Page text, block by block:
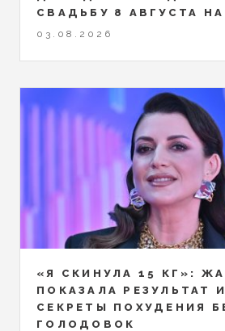
СВАДЬБУ 8 АВГУСТА
03.08.2026
«Я СКИНУЛА 15 КГ»:
ПОКАЗАЛА РЕЗУЛЬТАТ
СЕКРЕТЫ ПОХУДЕНИЯ
ГОЛОДОВОК